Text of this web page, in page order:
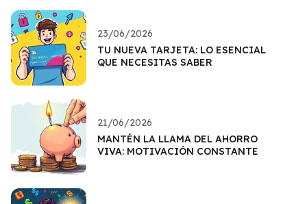
23/06/2026
TU NUEVA TARJETA: LO ESENCIAL
QUE NECESITAS SABER
21/06/2026
MANTÉN LA LLAMA DEL AHORRO
VIVA: MOTIVACIÓN CONSTANTE